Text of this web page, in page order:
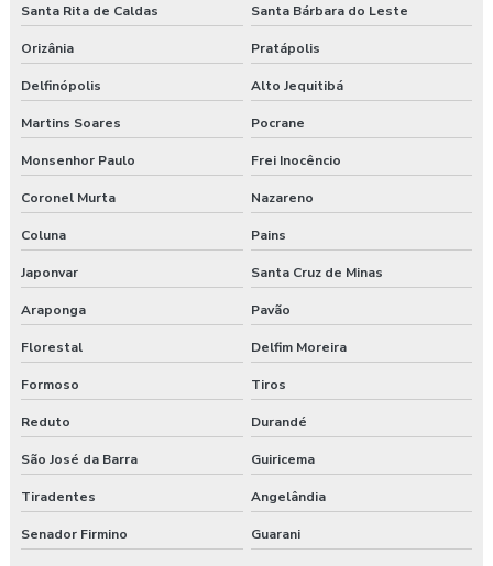
Santa Rita de Caldas Santa Bárbara do Leste
Orizânia Pratápolis
Delfinópolis Alto Jequitibá
Martins Soares Pocrane
Monsenhor Paulo Frei Inocêncio
Coronel Murta Nazareno
Coluna Pains
Japonvar Santa Cruz de Minas
Araponga Pavão
Florestal Delfim Moreira
Formoso Tiros
Reduto Durandé
São José da Barra Guiricema
Tiradentes Angelândia
Senador Firmino Guarani